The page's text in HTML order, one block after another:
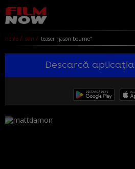
home stiri teaser "jason bourne”
Descarcă aplicația